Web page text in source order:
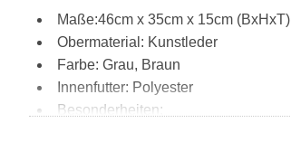
Maße:46cm x 35cm x 15cm (BxHxT)
Obermaterial: Kunstleder
Farbe: Grau, Braun
Innenfutter: Polyester
Besonderheiten: